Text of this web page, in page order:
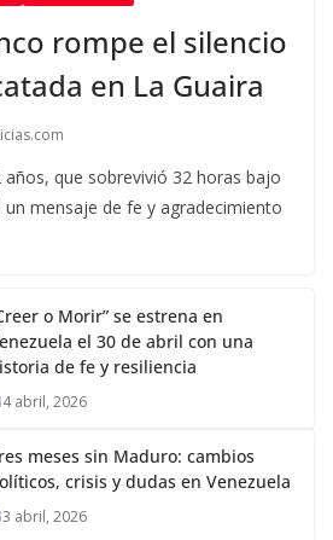
rompe el silencio
en La Guaira
que sobrevivió 32 horas bajo
mensaje de fe y agradecimiento
o Morir” se estrena en
el 30 de abril con una
de fe y resiliencia
4 abril, 2026
meses sin Maduro: cambios
crisis y dudas en Venezuela
3 abril, 2026